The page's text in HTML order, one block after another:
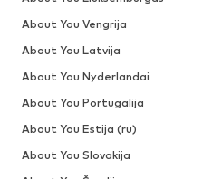
About You Vengrija
About You Latvija
About You Nyderlandai
About You Portugalija
About You Estija (ru)
About You Slovakija